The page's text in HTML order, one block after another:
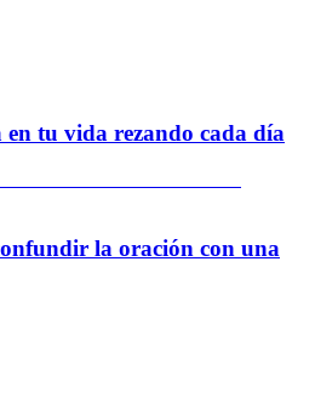
en tu vida rezando cada día
la oración con una